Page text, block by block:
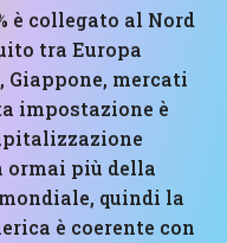
è collegato al Nord
tra Europa
mercati
impostazione è
ormai più della
quindi la
è coerente con